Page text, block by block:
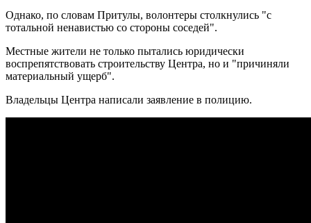
Однако, по словам Притулы, волонтеры столкнулись "с
тотальной ненавистью со стороны соседей".
Местные жители не только пытались юридически
воспрепятствовать строительству Центра, но и "причиняли
материальный ущерб".
Владельцы Центра написали заявление в полицию.